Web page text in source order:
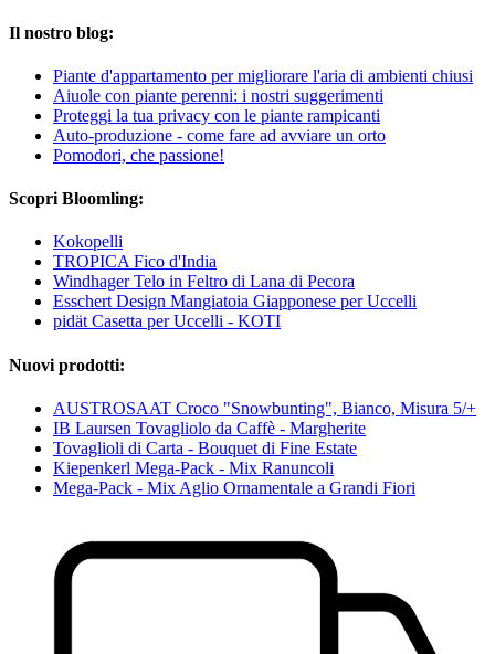
Il nostro blog:
Piante d'appartamento per migliorare l'aria di ambienti chiusi
Aiuole con piante perenni: i nostri suggerimenti
Proteggi la tua privacy con le piante rampicanti
Auto-produzione - come fare ad avviare un orto
Pomodori, che passione!
Scopri Bloomling:
Kokopelli
TROPICA Fico d'India
Windhager Telo in Feltro di Lana di Pecora
Esschert Design Mangiatoia Giapponese per Uccelli
pidät Casetta per Uccelli - KOTI
Nuovi prodotti:
AUSTROSAAT Croco "Snowbunting", Bianco, Misura 5/+
IB Laursen Tovagliolo da Caffè - Margherite
Tovaglioli di Carta - Bouquet di Fine Estate
Kiepenkerl Mega-Pack - Mix Ranuncoli
Mega-Pack - Mix Aglio Ornamentale a Grandi Fiori